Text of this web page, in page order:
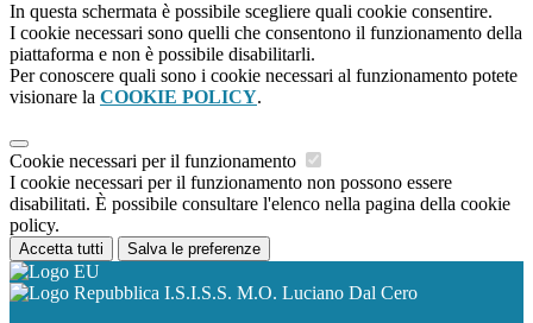
In questa schermata è possibile scegliere quali cookie consentire.
I cookie necessari sono quelli che consentono il funzionamento della
piattaforma e non è possibile disabilitarli.
Per conoscere quali sono i cookie necessari al funzionamento potete
visionare la COOKIE POLICY.
Cookie necessari per il funzionamento
I cookie necessari per il funzionamento non possono essere
disabilitati. È possibile consultare l'elenco nella pagina della cookie
policy.
Accetta tutti Salva le preferenze
I.S.I.S.S. M.O. Luciano Dal Cero